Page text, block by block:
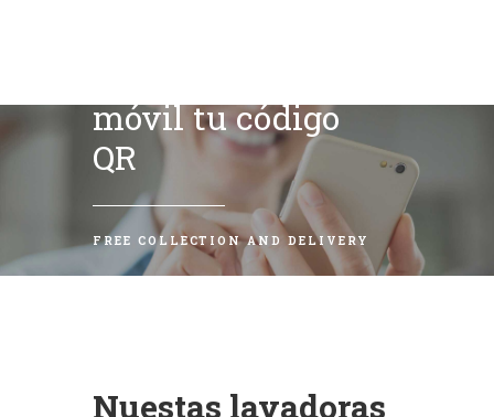
móvil tu código
QR
FREE COLLECTION AND DELIVERY
Nuestas lavadoras